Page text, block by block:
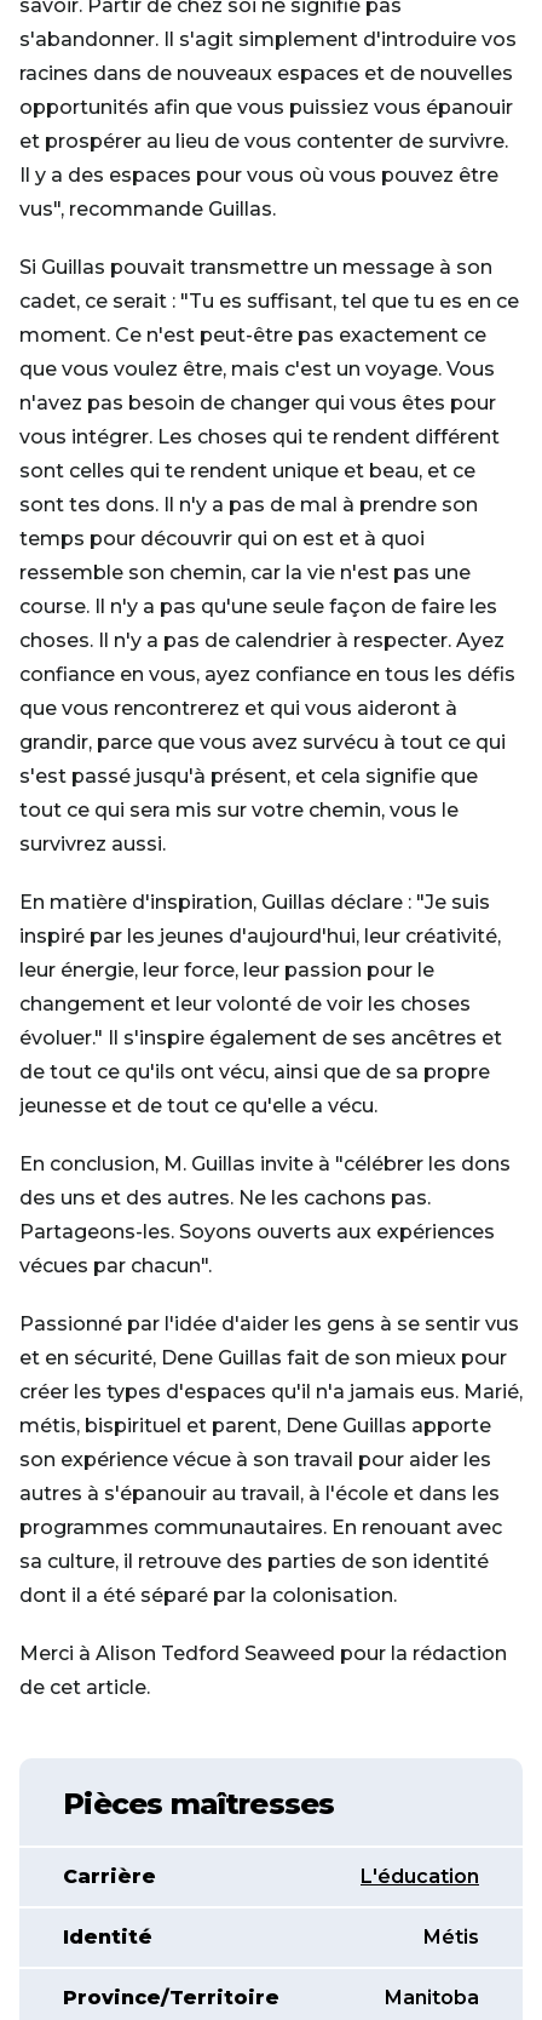
savoir. Partir de chez soi ne signifie pas
s'abandonner. Il s'agit simplement d'introduire vos
racines dans de nouveaux espaces et de nouvelles
opportunités afin que vous puissiez vous épanouir
et prospérer au lieu de vous contenter de survivre.
Il y a des espaces pour vous où vous pouvez être
vus", recommande Guillas.
Si Guillas pouvait transmettre un message à son
cadet, ce serait : "Tu es suffisant, tel que tu es en ce
moment. Ce n'est peut-être pas exactement ce
que vous voulez être, mais c'est un voyage. Vous
n'avez pas besoin de changer qui vous êtes pour
vous intégrer. Les choses qui te rendent différent
sont celles qui te rendent unique et beau, et ce
sont tes dons. Il n'y a pas de mal à prendre son
temps pour découvrir qui on est et à quoi
ressemble son chemin, car la vie n'est pas une
course. Il n'y a pas qu'une seule façon de faire les
choses. Il n'y a pas de calendrier à respecter. Ayez
confiance en vous, ayez confiance en tous les défis
que vous rencontrerez et qui vous aideront à
grandir, parce que vous avez survécu à tout ce qui
s'est passé jusqu'à présent, et cela signifie que
tout ce qui sera mis sur votre chemin, vous le
survivrez aussi.
En matière d'inspiration, Guillas déclare : "Je suis
inspiré par les jeunes d'aujourd'hui, leur créativité,
leur énergie, leur force, leur passion pour le
changement et leur volonté de voir les choses
évoluer." Il s'inspire également de ses ancêtres et
de tout ce qu'ils ont vécu, ainsi que de sa propre
jeunesse et de tout ce qu'elle a vécu.
En conclusion, M. Guillas invite à "célébrer les dons
des uns et des autres. Ne les cachons pas.
Partageons-les. Soyons ouverts aux expériences
vécues par chacun".
Passionné par l'idée d'aider les gens à se sentir vus
et en sécurité, Dene Guillas fait de son mieux pour
créer les types d'espaces qu'il n'a jamais eus. Marié,
métis, bispirituel et parent, Dene Guillas apporte
son expérience vécue à son travail pour aider les
autres à s'épanouir au travail, à l'école et dans les
programmes communautaires. En renouant avec
sa culture, il retrouve des parties de son identité
dont il a été séparé par la colonisation.
Merci à Alison Tedford Seaweed pour la rédaction
de cet article.
Pièces maîtresses
Carrière L'éducation
Identité Métis
Province/Territoire Manitoba